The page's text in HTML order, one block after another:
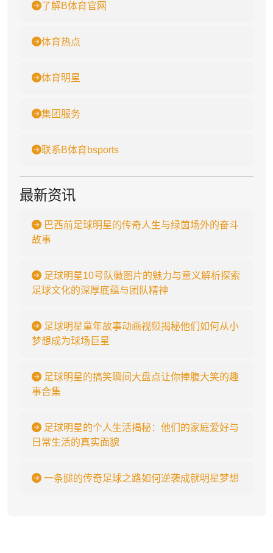
了解B体育官网
体育热点
体育明星
集团服务
联系B体育bsports
最新资讯
巴西前足球明星的传奇人生与绿茵场外的奋斗
故事
足球明星10号队徽图片的魅力与意义解析探索
足球文化的深厚底蕴与团队精神
足球明星童年故事动画视频揭秘他们如何从小
梦想成为球场巨星
足球明星的搞笑瞬间大盘点让你捧腹大笑的趣
事合集
足球明星的个人生活揭秘：他们的家庭爱好与
日常生活的真实面貌
一条腿的传奇足球之路如何逆袭成就明星梦想